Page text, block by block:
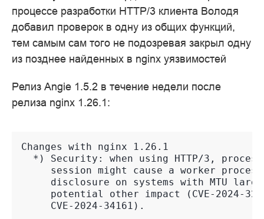
процессе разработки HTTP/3 клиента Володя
добавил проверок в одну из общих функций,
тем самым сам того не подозревая закрыл одну
из позднее найденных в nginx уязвимостей
Релиз Angie 1.5.2 в течение недели после
релиза nginx 1.26.1:
Changes with nginx 1.26.1
*) Security: when using HTTP/3,
session might cause a worker
disclosure on systems with MTU
potential other impact (CVE-2024-